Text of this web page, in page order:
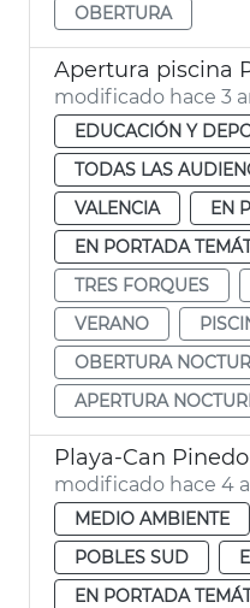
OBERTURA
Apertura piscina
modificado hace 3
EDUCACIÓN Y
TODAS LAS
VALENCIA
EN
EN PORTADA
TRES FORQUES
VERANO
OBERTURA
APERTURA
Playa-Can
modificado hace 4
MEDIO AMBIENTE
POBLES SUD
EN PORTADA